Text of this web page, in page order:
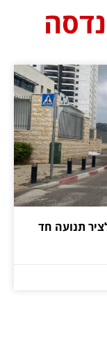
הגל לציר תנועה חד